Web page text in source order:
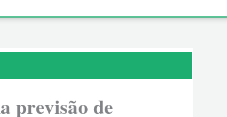
previsão de